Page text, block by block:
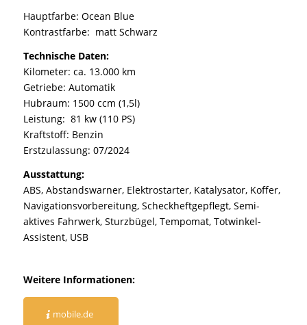
Hauptfarbe: Ocean Blue
Kontrastfarbe: matt Schwarz
Technische Daten:
Kilometer: ca. 13.000 km
Getriebe: Automatik
Hubraum: 1500 ccm (1,5l)
Leistung: 81 kw (110 PS)
Kraftstoff: Benzin
Erstzulassung: 07/2024
Ausstattung:
ABS, Abstandswarner, Elektrostarter, Katalysator, Koffer,
Navigationsvorbereitung, Scheckheftgepflegt, Semi-
aktives Fahrwerk, Sturzbügel, Tempomat, Totwinkel-
Assistent, USB
Weitere Informationen:
mobile.de